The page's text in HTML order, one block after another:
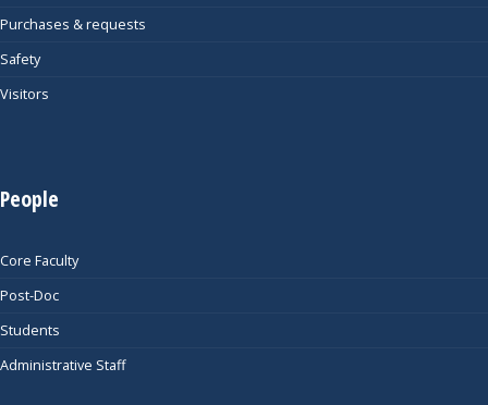
Purchases & requests
Safety
Visitors
People
Core Faculty
Post-Doc
Students
Administrative Staff